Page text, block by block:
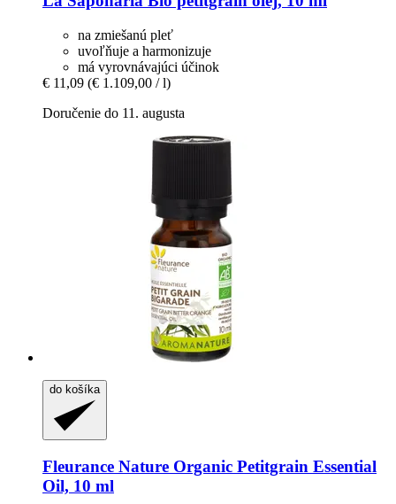
na zmiešanú pleť
uvoľňuje a harmonizuje
má vyrovnávajúci účinok
€ 11,09 (€ 1.109,00 / l)
Doručenie do 11. augusta
do košíka
Fleurance Nature Organic Petitgrain Essential
Oil, 10 ml